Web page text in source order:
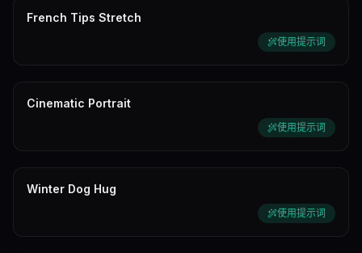
French Tips Stretch
使用提示词
Cinematic Portrait
使用提示词
Winter Dog Hug
使用提示词